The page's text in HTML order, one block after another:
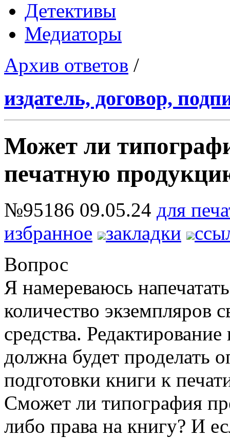
Детективы
Медиаторы
Архив ответов /
издатель, договор,
Может ли
печатную
№95186 09.05.24 для
избранное
закладки
Вопрос
Я намереваюсь
количество экземпляров
средства.
должна будет проделать
подготовки книги к
Сможет ли типография
либо права на книгу? И